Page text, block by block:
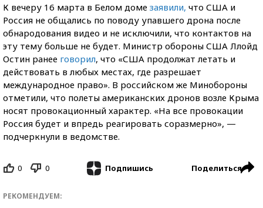
К вечеру 16 марта в Белом доме заявили, что США и
Россия не общались по поводу упавшего дрона после
обнародования видео и не исключили, что контактов на
эту тему больше не будет. Министр обороны США Ллойд
Остин ранее говорил, что «США продолжат летать и
действовать в любых местах, где разрешает
международное право». В российском же Минобороны
отметили, что полеты американских дронов возле Крыма
носят провокационный характер. «На все провокации
Россия будет и впредь реагировать соразмерно», —
подчеркнули в ведомстве.
0 0 Подпишись Поделиться
РЕКОМЕНДУЕМ: